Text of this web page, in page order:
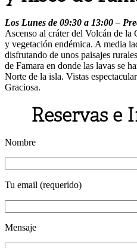
Los Lunes de 09:30 a 13:00 –
Ascenso al cráter del Volcán de la
y vegetación endémica. A media
disfrutando de unos paisajes
de Famara en donde las lavas se
Norte de la isla. Vistas
Graciosa.
Reservas e
Nombre
Tu email (requerido)
Mensaje